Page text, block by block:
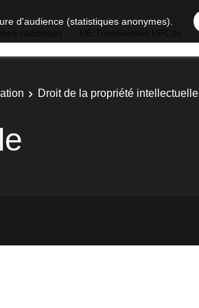
d'audience (statistiques anonymes).
Droit de la propriété intellectuelle